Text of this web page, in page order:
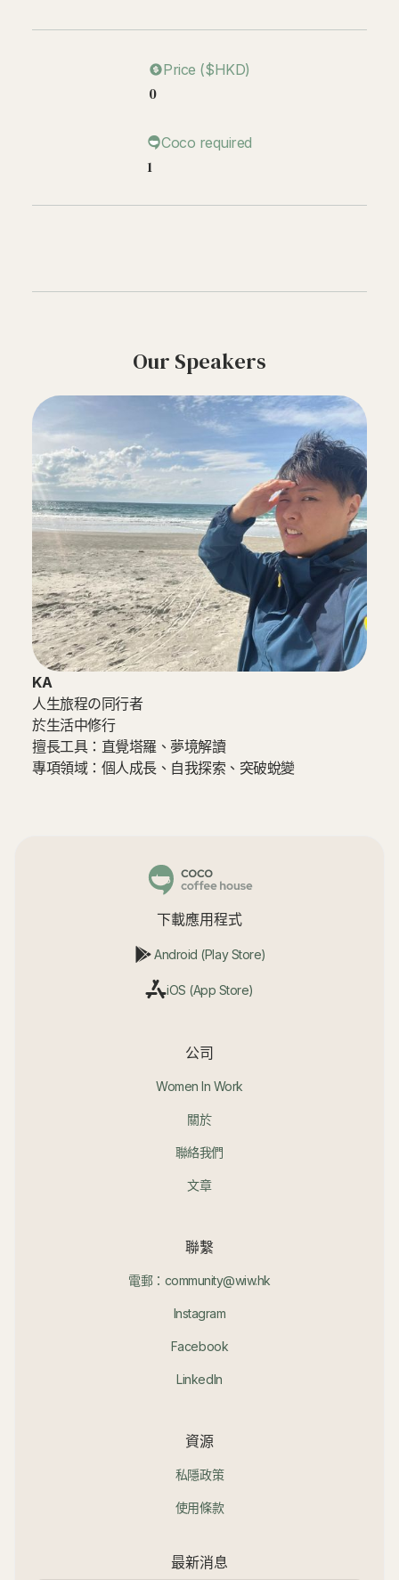
Price ($HKD)
0
Coco required
1
Our Speakers
KA
人生旅程の同行者
於生活中修行
擅長工具：直覺塔羅、夢境解讀
專項領域：個人成長、自我探索、突破蛻變
下載應用程式
Android (Play Store)
iOS (App Store)
公司
Women In Work
關於
聯絡我們
文章
聯繫
電郵：community@wiw.hk
Instagram
Facebook
LinkedIn
資源
私隱政策
使用條款
最新消息